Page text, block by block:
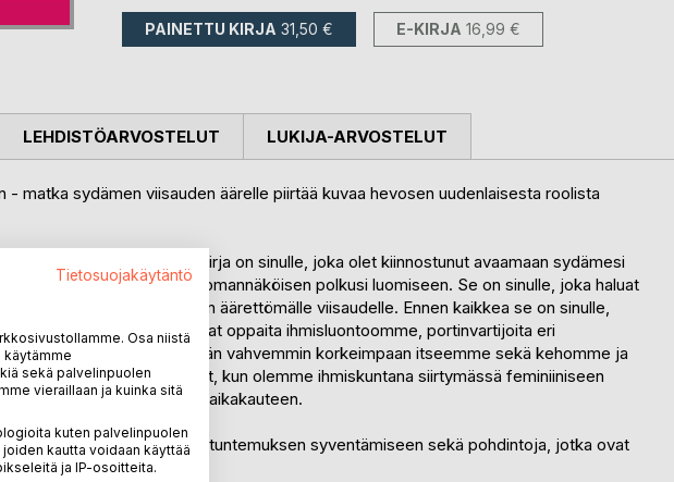
PAINETTU KIRJA 31,50 € E-KIRJA 16,99 €
- matka sydämen viisauden äärelle piirtää kuvaa hevosen uudenlaisesta roolista
lukeaksesi tätä kirjaa. Kirja on sinulle, joka olet kiinnostunut avaamaan sydämesi
ja haluat keskittyä omannäköisen polkusi luomiseen. Se on sinulle, joka haluat
avautua eläinten ja luonnon äärettömälle viisaudelle. Ennen kaikkea se on sinulle,
Eläimet ja luonto ovat oppaita ihmisluontoomme, portinvartijoita eri
auttavat meitä yhdistymään vahvemmin korkeimpaan itseemme sekä kehomme ja
on erityisen olennaista nyt, kun olemme ihmiskuntana siirtymässä feminiiniseen
- sydäntietoisuuden aikakauteen.
ihmisille, avaimia itsetuntemuksen syventämiseen sekä pohdintoja, jotka ovat
äärellä.
LEHDISTÖARVOSTELUT LUKIJA-ARVOSTELUT
Tietosuojakäytäntö
Osa niistä
käytämme
sekä palvelinpuolen
vieraillaan ja kuinka sitä
kuten palvelinpuolen
kautta voidaan käyttää
ja IP-osoitteita.